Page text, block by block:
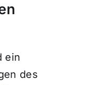
ein
des